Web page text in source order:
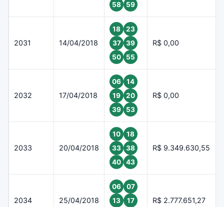
58
59
2031 14/04/2018
18
23
37
39
50
55
R$ 0,00
2032 17/04/2018
06
14
19
20
39
53
R$ 0,00
2033 20/04/2018
10
18
33
38
40
43
R$ 9.349.630,55
2034 25/04/2018
06
07
13
17
R$ 2.777.651,27